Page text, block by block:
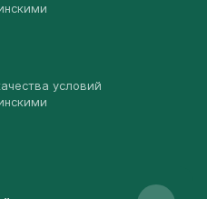
условий